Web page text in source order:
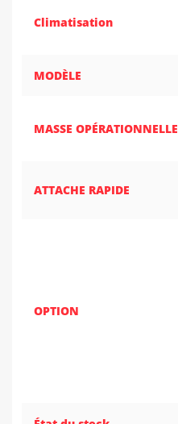
Climatisation
MODÈLE
MASSE OPÉRATIONNELLE
ATTACHE RAPIDE
OPTION